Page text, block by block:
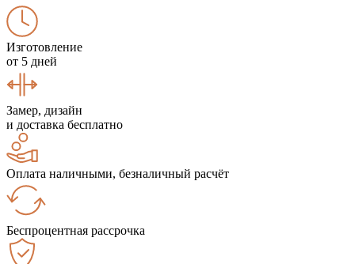
Изготовление
от 5 дней
Замер, дизайн
и доставка бесплатно
Оплата наличными, безналичный расчёт
Беспроцентная рассрочка